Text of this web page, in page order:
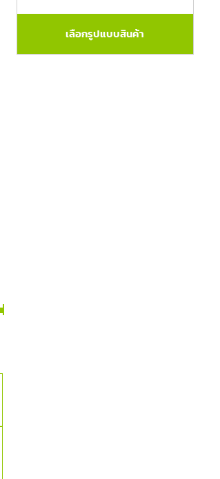
เลือกรูปแบบสินค้า